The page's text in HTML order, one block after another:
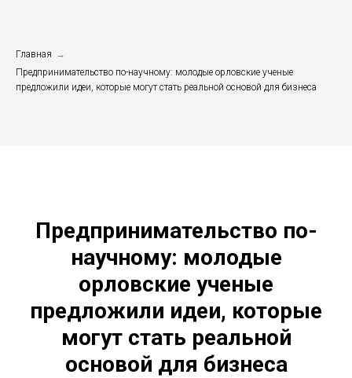
Главная →
Предпринимательство по-научному: молодые орловские ученые
предложили идеи, которые могут стать реальной основой для бизнеса
Предпринимательство по-
научному: молодые
орловские ученые
предложили идеи, которые
могут стать реальной
основой для бизнеса